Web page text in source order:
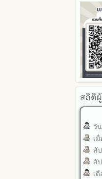
ร
ม
ควา
การ
การ
ร
ส่งเ
โปร่
ปีง
สถิติ
วั
เ
สั
สั
เ